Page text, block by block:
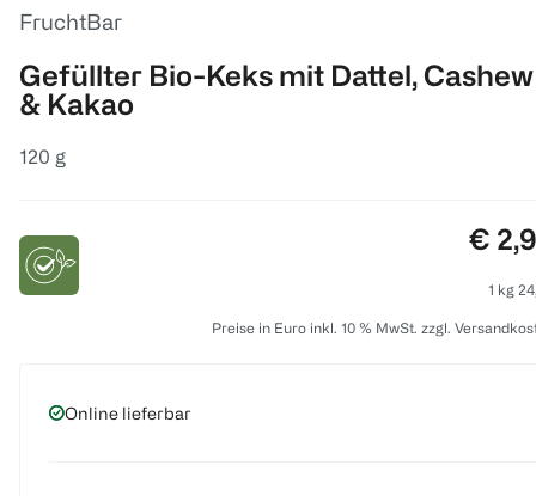
FruchtBar
Gefüllter Bio-Keks mit Dattel, Cashew
& Kakao
120 g
€
1 kg
Preise in Euro inkl. 10 % MwSt. zzgl.
Online lieferbar